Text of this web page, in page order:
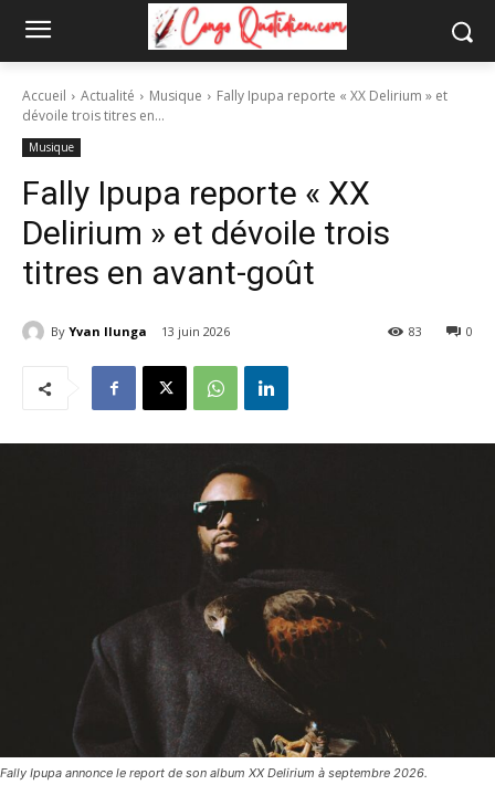
Accueil Actualité Musique
Fally Ipupa reporte « XX Delirium » et
dévoile trois titres en...
Musique
Fally Ipupa reporte « XX
Delirium » et dévoile trois
titres en avant-goût
By Yvan Ilunga 13 juin 2026 0
83
Fally Ipupa annonce le report de son album XX Delirium à septembre 2026.